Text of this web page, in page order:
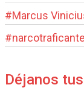
#Marcus
#
Déjanos